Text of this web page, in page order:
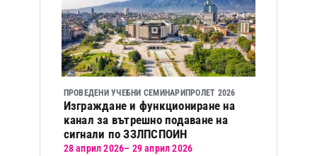
ПРОВЕДЕНИ УЧЕБНИ СЕМИНАРИПРОЛЕТ 2026
Изграждане и функциониране на
канал за вътрешно подаване на
сигнали по ЗЗЛПСПОИН
28 април 2026– 29 април 2026